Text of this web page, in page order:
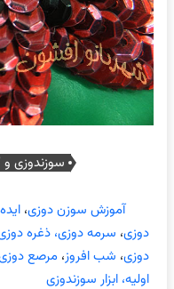
سوزندوزی
آموزش سوزن دوزی،
دوزی، سرمه دوزی، ذغره
دوزی، شب افروز،مرصع
اولیه، ابزار سوزندوزی